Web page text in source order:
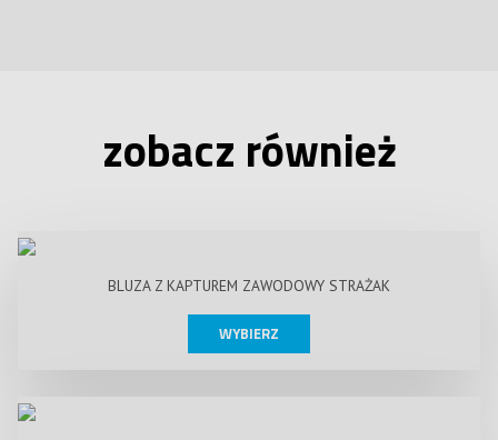
zobacz również
BLUZA Z KAPTUREM ZAWODOWY STRAŻAK
WYBIERZ